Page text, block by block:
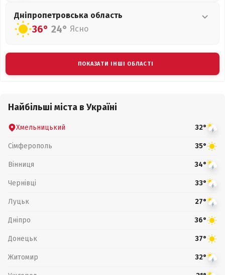
Дніпропетровська область
36° 24° Ясно
ПОКАЗАТИ ІНШІ ОБЛАСТІ
Найбільші міста в Україні
Хмельницький 32°
Сімферополь 35°
Вінниця 34°
Чернівці 33°
Луцьк 27°
Дніпро 36°
Донецьк 37°
Житомир 32°